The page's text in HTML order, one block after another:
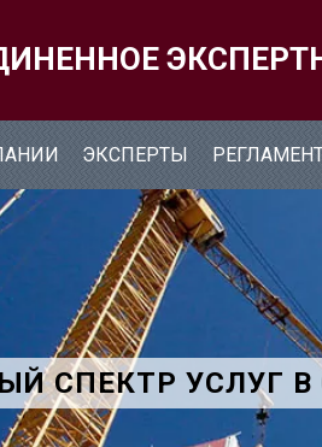
ЭКСПЕРТЫ
СПЕКТР УСЛУГ